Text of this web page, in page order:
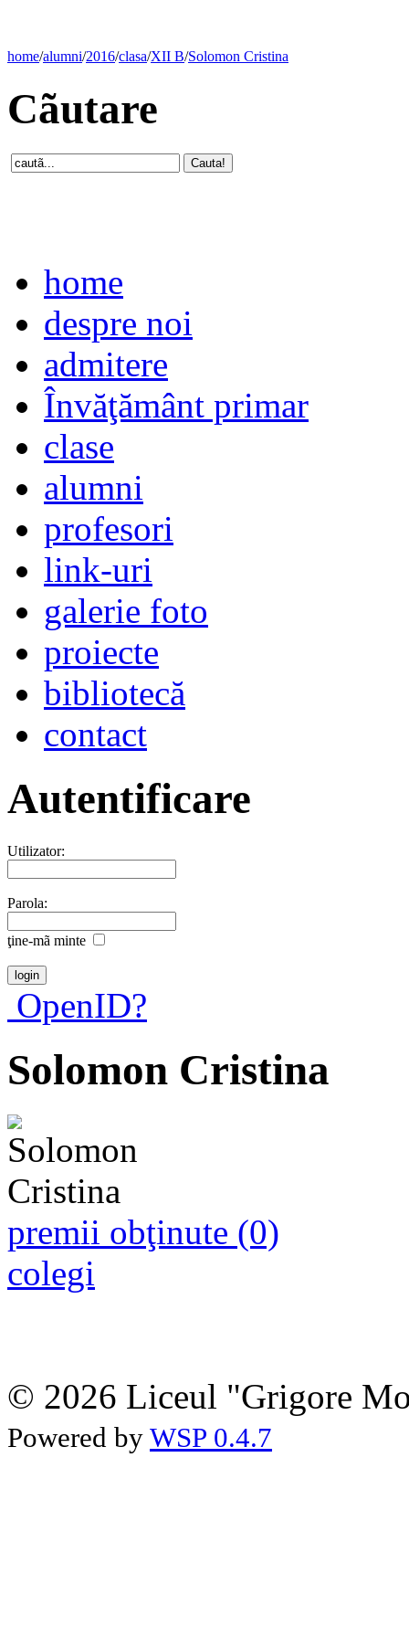
home/alumni/2016/clasa/XII B/Solomon Cristina
Cãutare
home
despre noi
admitere
Învăţământ primar
clase
alumni
profesori
link-uri
galerie foto
proiecte
bibliotecă
contact
Autentificare
Utilizator:
Parola:
ţine-mã minte
OpenID?
Solomon Cristina
premii obţinute (0)
colegi
© 2026 Liceul "Grigore
Powered by WSP 0.4.7